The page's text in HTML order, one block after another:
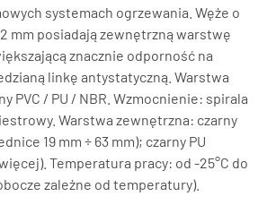
systemach ogrzewania. Węże o
mm posiadają zewnętrzną warstwę
znacznie odporność na
linkę antystatyczną. Warstwa
PVC / PU / NBR. Wzmocnienie: spirala
Warstwa zewnętrzna: czarny
19 mm ÷ 63 mm); czarny PU
Temperatura pracy: od -25°C do
zależne od temperatury).